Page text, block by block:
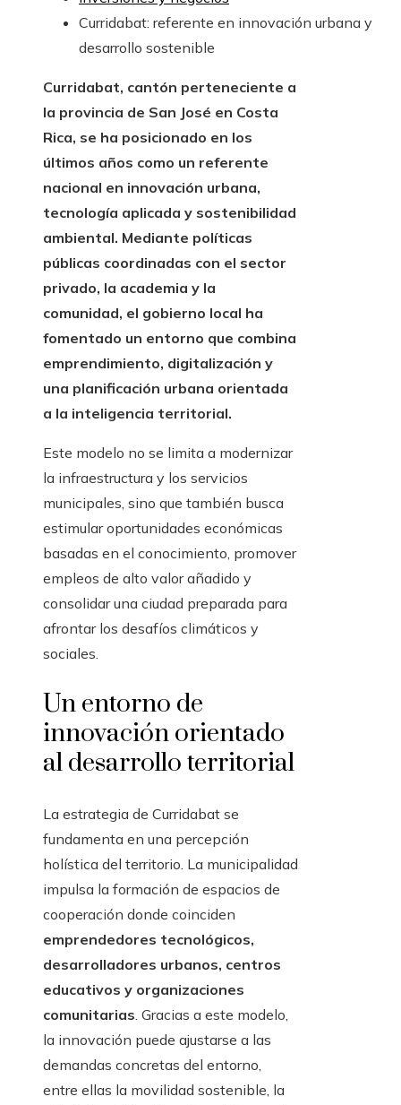
Curridabat: referente en innovación urbana y
desarrollo sostenible
Curridabat, cantón perteneciente a
la provincia de San José en Costa
Rica, se ha posicionado en los
últimos años como un referente
nacional en innovación urbana,
tecnología aplicada y sostenibilidad
ambiental. Mediante políticas
públicas coordinadas con el sector
privado, la academia y la
comunidad, el gobierno local ha
fomentado un entorno que combina
emprendimiento, digitalización y
una planificación urbana orientada
a la inteligencia territorial.
Este modelo no se limita a modernizar
la infraestructura y los servicios
municipales, sino que también busca
estimular oportunidades económicas
basadas en el conocimiento, promover
empleos de alto valor añadido y
consolidar una ciudad preparada para
afrontar los desafíos climáticos y
sociales.
Un entorno de
innovación orientado
al desarrollo territorial
La estrategia de Curridabat se
fundamenta en una percepción
holística del territorio. La municipalidad
impulsa la formación de espacios de
cooperación donde coinciden
emprendedores tecnológicos,
desarrolladores urbanos, centros
educativos y organizaciones
comunitarias. Gracias a este modelo,
la innovación puede ajustarse a las
demandas concretas del entorno,
entre ellas la movilidad sostenible, la